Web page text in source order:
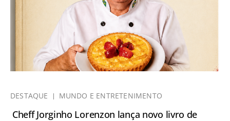
DESTAQUE MUNDO E ENTRETENIMENTO
Cheff Jorginho Lorenzon lança novo livro de